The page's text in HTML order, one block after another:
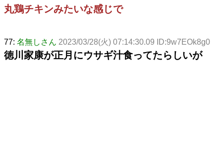
丸鶏チキンみたいな感じで
77: 名無しさん 2023/03/28(火) 07:14:30.09 ID:9w7EOk8g0
徳川家康が正月にウサギ汁食ってたらしいが